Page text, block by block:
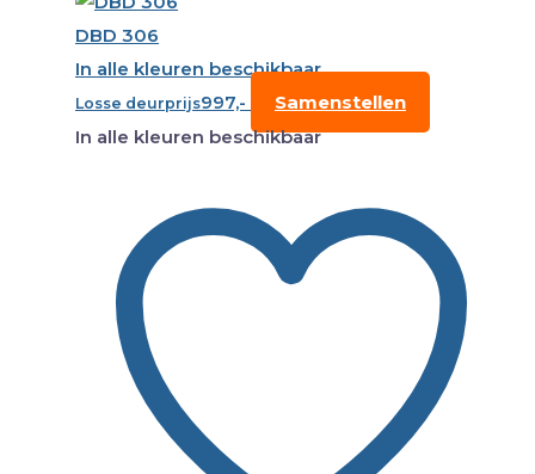
DBD 306
In alle kleuren beschikbaar
Losse deurprijs997,-
Samenstellen
In alle kleuren beschikbaar